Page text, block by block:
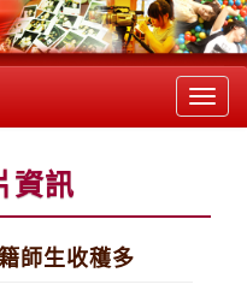
資訊
師生收穫多